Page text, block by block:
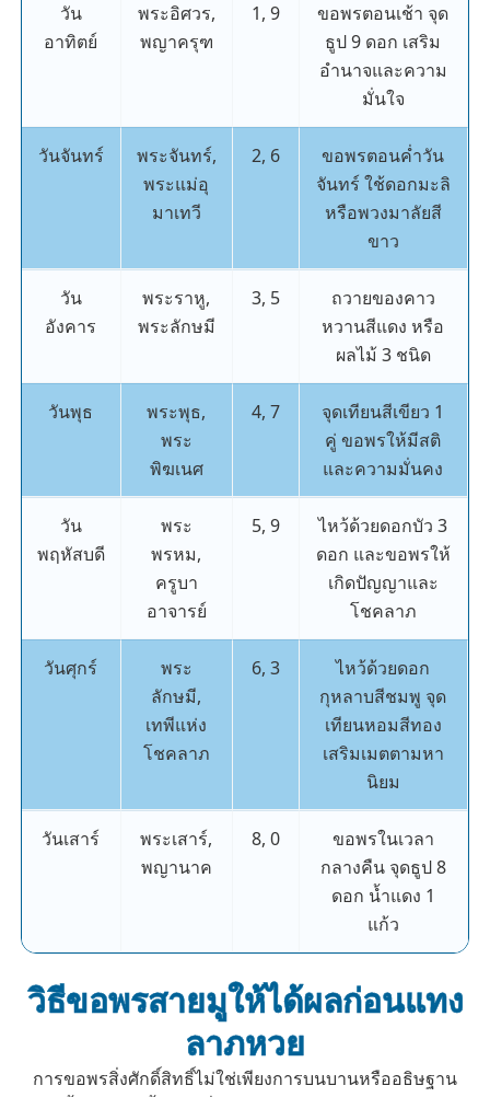
วัน
อาทิตย์
พระอิศวร,
พญาครุฑ
1, 9
ขอพรตอนเช้า จุด
ธูป 9 ดอก เสริม
อำนาจและความ
มั่นใจ
วันจันทร์
พระจันทร์,
พระแม่อุ
มาเทวี
2, 6
ขอพรตอนค่ำวัน
จันทร์ ใช้ดอกมะลิ
หรือพวงมาลัยสี
ขาว
วัน
อังคาร
พระราหู,
พระลักษมี
3, 5
ถวายของคาว
หวานสีแดง หรือ
ผลไม้ 3 ชนิด
วันพุธ
พระพุธ,
พระ
พิฆเนศ
4, 7
จุดเทียนสีเขียว 1
คู่ ขอพรให้มีสติ
และความมั่นคง
วัน
พฤหัสบดี
พระ
พรหม,
ครูบา
อาจารย์
5, 9
ไหว้ด้วยดอกบัว 3
ดอก และขอพรให้
เกิดปัญญาและ
โชคลาภ
วันศุกร์
พระ
ลักษมี,
เทพีแห่ง
โชคลาภ
6, 3
ไหว้ด้วยดอก
กุหลาบสีชมพู จุด
เทียนหอมสีทอง
เสริมเมตตามหา
นิยม
วันเสาร์
พระเสาร์,
พญานาค
8, 0
ขอพรในเวลา
กลางคืน จุดธูป 8
ดอก น้ำแดง 1
แก้ว
วิธีขอพรสายมูให้ได้ผลก่อนแทง
ลาภหวย
การขอพรสิ่งศักดิ์สิทธิ์ไม่ใช่เพียงการบนบานหรืออธิษฐาน